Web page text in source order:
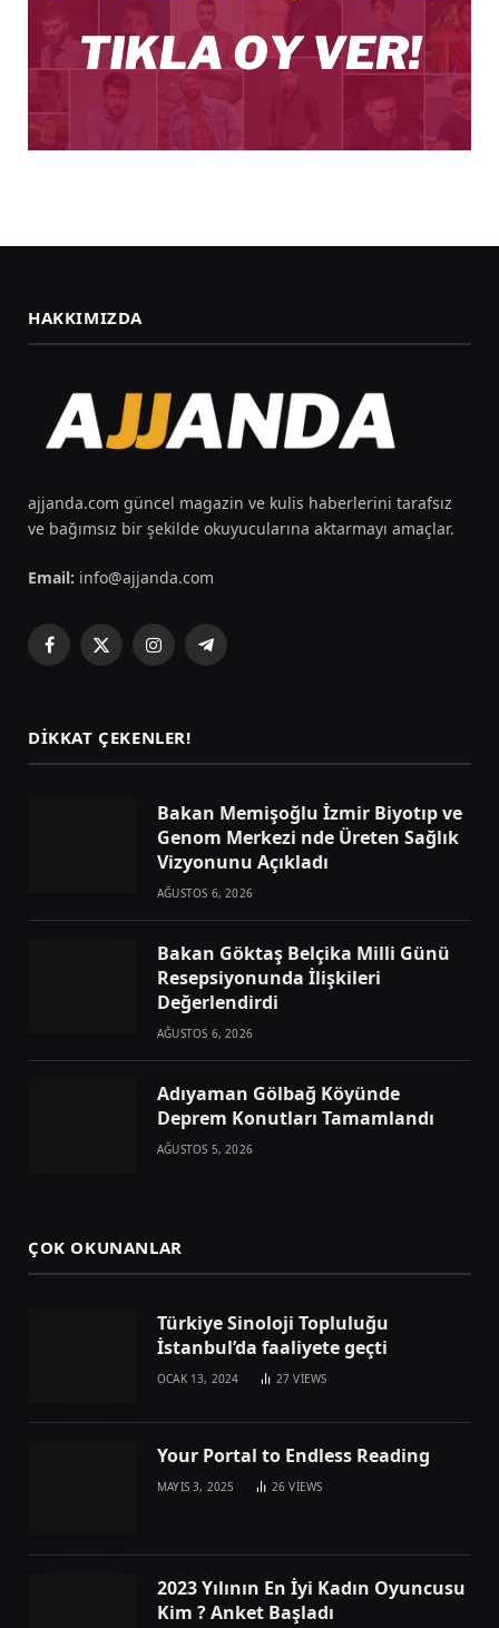
HAKKIMIZDA
ajjanda.com güncel magazin ve kulis haberlerini tarafsız
ve bağımsız bir şekilde okuyucularına aktarmayı amaçlar.
Email: info@ajjanda.com
Facebook
X
InstagramTelegram
DIKKAT ÇEKENLER!
Bakan Memişoğlu İzmir Biyotıp ve
Genom Merkezi nde Üreten Sağlık
Vizyonunu Açıkladı
AĞUSTOS 6, 2026
Bakan Göktaş Belçika Milli Günü
Resepsiyonunda İlişkileri
Değerlendirdi
AĞUSTOS 6, 2026
Adıyaman Gölbağ Köyünde
Deprem Konutları Tamamlandı
AĞUSTOS 5, 2026
ÇOK OKUNANLAR
Türkiye Sinoloji Topluluğu
İstanbul’da faaliyete geçti
OCAK 13, 2024 27VIEWS
Your Portal to Endless Reading
MAYIS 3, 2025 26VIEWS
2023 Yılının En İyi Kadın Oyuncusu
Kim ? Anket Başladı